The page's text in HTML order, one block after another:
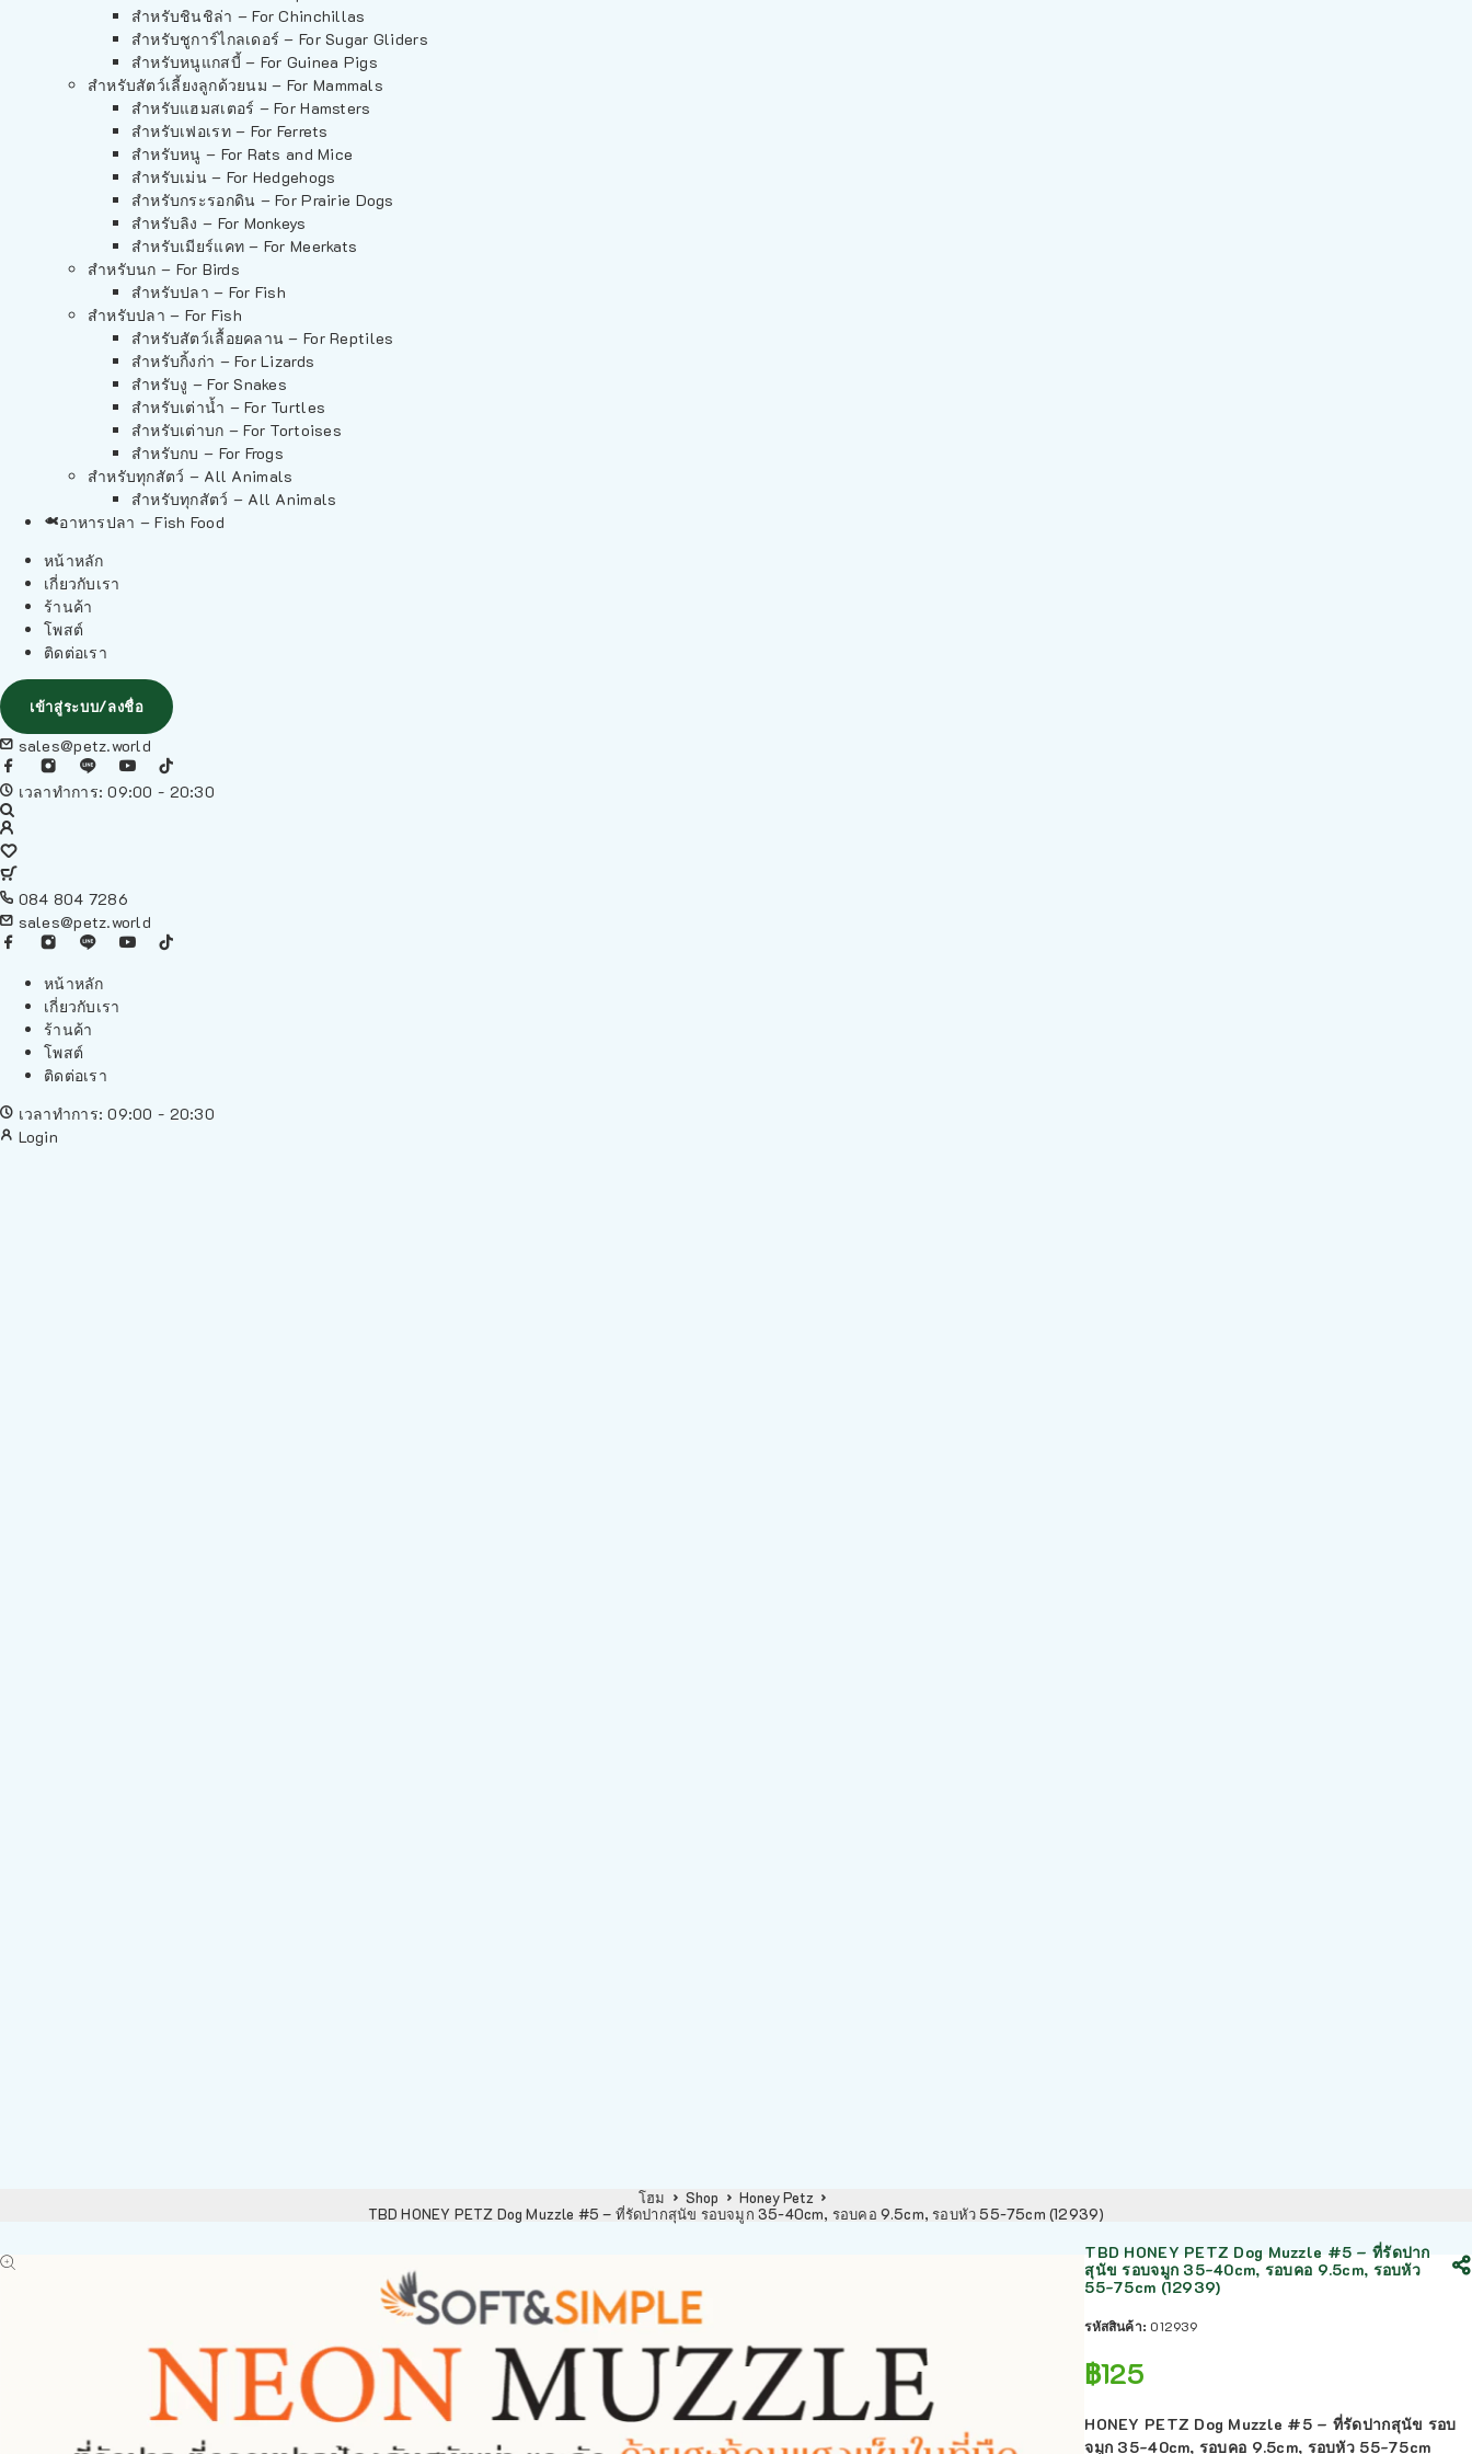
สำหรับชินชิล่า – For Chinchillas
สำหรับชูการ์ไกลเดอร์ – For Sugar Gliders
สำหรับหนูแกสบี้ – For Guinea Pigs
สำหรับสัตว์เลี้ยงลูกด้วยนม – For Mammals
สำหรับแฮมสเตอร์ – For Hamsters
สำหรับเฟอเรท – For Ferrets
สำหรับหนู – For Rats and Mice
สำหรับเม่น – For Hedgehogs
สำหรับกระรอกดิน – For Prairie Dogs
สำหรับลิง – For Monkeys
สำหรับเมียร์แคท – For Meerkats
สำหรับนก – For Birds
สำหรับปลา – For Fish
สำหรับปลา – For Fish
สำหรับสัตว์เลื้อยคลาน – For Reptiles
สำหรับกิ้งก่า – For Lizards
สำหรับงู – For Snakes
สำหรับเต่าน้ำ – For Turtles
สำหรับเต่าบก – For Tortoises
สำหรับกบ – For Frogs
สำหรับทุกสัตว์ – All Animals
สำหรับทุกสัตว์ – All Animals
อาหารปลา – Fish Food
หน้าหลัก
เกี่ยวกับเรา
ร้านค้า
โพสต์
ติดต่อเรา
เข้าสู่ระบบ/ลงชื่อ
sales@petz.world
เวลาทำการ: 09:00 - 20:30
084 804 7286
sales@petz.world
หน้าหลัก
เกี่ยวกับเรา
ร้านค้า
โพสต์
ติดต่อเรา
เวลาทำการ: 09:00 - 20:30
Login
โฮม Shop
Honey Petz
TBD HONEY PETZ Dog Muzzle #5 – ที่รัดปากสุนัข รอบจมูก 35-40cm, รอบคอ 9.5cm, รอบหัว 55-75cm (12939)
TBD HONEY PETZ Dog Muzzle #5 – ที่รัดปาก
สุนัข รอบจมูก 35-40cm, รอบคอ 9.5cm, รอบหัว
55-75cm (12939)
รหัสสินค้า: 012939
฿125
HONEY PETZ Dog Muzzle #5 – ที่รัดปากสุนัข รอบ
จมูก 35-40cm, รอบคอ 9.5cm, รอบหัว 55-75cm